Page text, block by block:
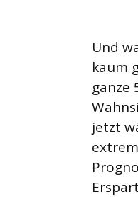
Und
kaum
ganze
jetzt